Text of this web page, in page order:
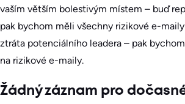
vaším větším bolestivým místem – buď
pak bychom měli všechny rizikové e-
ztráta potenciálního leadera – pak
na rizikové e-maily.
Žádný záznam pro